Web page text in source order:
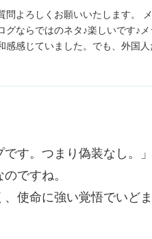
問よろしくお願いいたします。
グならではのネタ♪楽しいです♪
感感じていました。でも、外国人
す。つまり偽装なし。」
ですね。
使命に強い覚悟でいど